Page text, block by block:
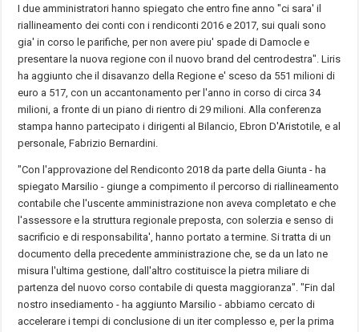
I due amministratori hanno spiegato che entro fine anno "ci sara' il
riallineamento dei conti con i rendiconti 2016 e 2017, sui quali sono
gia' in corso le parifiche, per non avere piu' spade di Damocle e
presentare la nuova regione con il nuovo brand del centrodestra". Liris
ha aggiunto che il disavanzo della Regione e' sceso da 551 milioni di
euro a 517, con un accantonamento per l'anno in corso di circa 34
milioni, a fronte di un piano di rientro di 29 milioni. Alla conferenza
stampa hanno partecipato i dirigenti al Bilancio, Ebron D'Aristotile, e al
personale, Fabrizio Bernardini.
"Con l'approvazione del Rendiconto 2018 da parte della Giunta - ha
spiegato Marsilio - giunge a compimento il percorso di riallineamento
contabile che l'uscente amministrazione non aveva completato e che
l'assessore e la struttura regionale preposta, con solerzia e senso di
sacrificio e di responsabilita', hanno portato a termine. Si tratta di un
documento della precedente amministrazione che, se da un lato ne
misura l'ultima gestione, dall'altro costituisce la pietra miliare di
partenza del nuovo corso contabile di questa maggioranza". "Fin dal
nostro insediamento - ha aggiunto Marsilio - abbiamo cercato di
accelerare i tempi di conclusione di un iter complesso e, per la prima